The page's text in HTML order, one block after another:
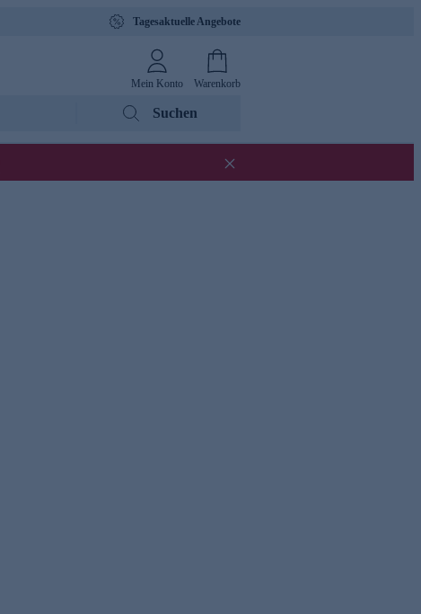
Tagesaktuelle Angebote
Mein Konto Warenkorb
Suchen